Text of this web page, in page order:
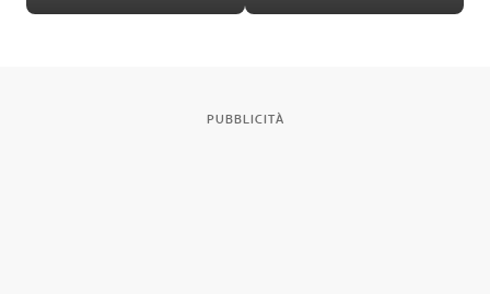
PUBBLICITÀ